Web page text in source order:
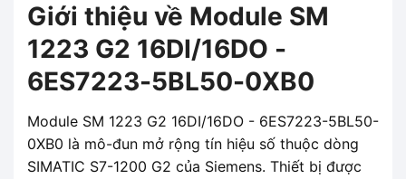
Giới thiệu về Module SM
1223 G2 16DI/16DO -
6ES7223-5BL50-0XB0
Module SM 1223 G2 16DI/16DO - 6ES7223-5BL50-
0XB0 là mô-đun mở rộng tín hiệu số thuộc dòng
SIMATIC S7-1200 G2 của Siemens. Thiết bị được